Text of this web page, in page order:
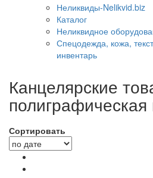
Неликвиды-Nelikvid.biz
Каталог
Неликвидное
Спецодежда, кожа,
инвентарь
Канцелярские
полиграфическая
Сортировать